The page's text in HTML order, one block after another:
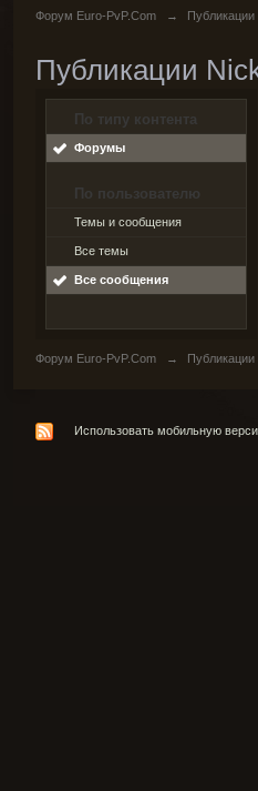
Форум Euro-PvP.Com →
Публикации
По типу контента
Форумы
По пользователю
Темы и сообщения
Все темы
Все сообщения
Форум Euro-PvP.Com →
Использовать мобильную